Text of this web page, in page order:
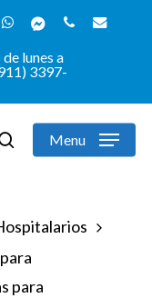
whatsappmessengerphoneemail
lunes a
3397-
searchMenu
para